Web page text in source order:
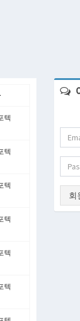
텍
텍
텍
텍
텍
텍
회